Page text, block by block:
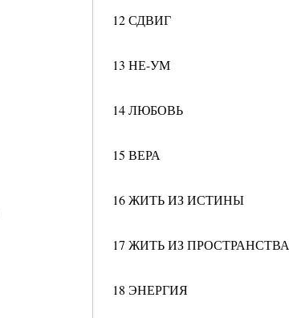
12 СДВИГ
13 НЕ-УМ
14 ЛЮБОВЬ
15 ВЕРА
16 ЖИТЬ ИЗ ИСТИНЫ
17 ЖИТЬ ИЗ ПРОСТРАНСТВА
18 ЭНЕРГИЯ